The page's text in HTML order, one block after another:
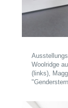
Woolridge
(links),